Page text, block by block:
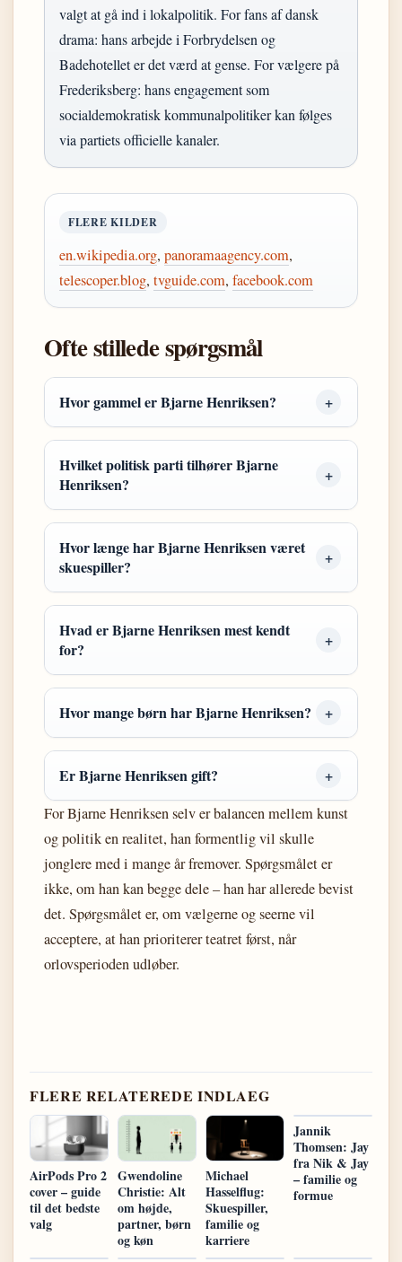
valgt at gå ind i lokalpolitik. For fans af dansk
drama: hans arbejde i Forbrydelsen og
Badehotellet er det værd at gense. For vælgere på
Frederiksberg: hans engagement som
socialdemokratisk kommunalpolitiker kan følges
via partiets officielle kanaler.
FLERE KILDER
en.wikipedia.org, panoramaagency.com,
telescoper.blog, tvguide.com, facebook.com
Ofte stillede spørgsmål
Hvor gammel er Bjarne Henriksen?
Hvilket politisk parti tilhører Bjarne
Henriksen?
Hvor længe har Bjarne Henriksen været
skuespiller?
Hvad er Bjarne Henriksen mest kendt
for?
Hvor mange børn har Bjarne Henriksen?
Er Bjarne Henriksen gift?
For Bjarne Henriksen selv er balancen mellem kunst
og politik en realitet, han formentlig vil skulle
jonglere med i mange år fremover. Spørgsmålet er
ikke, om han kan begge dele – han har allerede bevist
det. Spørgsmålet er, om vælgerne og seerne vil
acceptere, at han prioriterer teatret først, når
orlovsperioden udløber.
FLERE RELATEREDE INDLAEG
AirPods Pro 2
cover – guide
til det bedste
valg
Gwendoline
Christie: Alt
om højde,
partner, børn
og køn
Michael
Hasselflug:
Skuespiller,
familie og
karriere
Jannik
Thomsen: Jay
fra Nik & Jay
– familie og
formue